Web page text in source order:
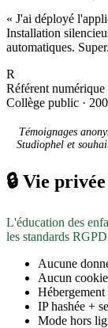
« J'ai déployé
Installation
automatiques.
R
Référent numérique
Collège public ·
Témoignages
Studiophel et
🔒 Vie
L'éducation des
les standards
Aucune
Aucun
IP hashée +
Mode hors